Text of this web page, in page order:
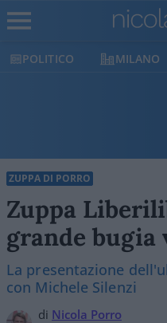
POLITICO MILANO
ZUPPA DI PORRO
Zuppa
grande bugia
La presentazione
con Michele Silenzi
di Nicola Porro